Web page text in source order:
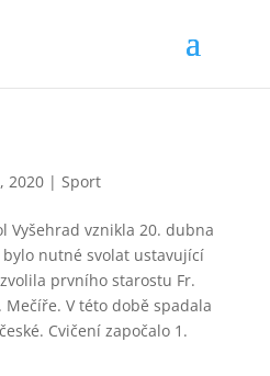
2020| Sport
Vyšehrad vznikla 20. dubna
nutné svolat ustavující
prvního starostu Fr.
V této době spadala
Cvičení započalo 1.